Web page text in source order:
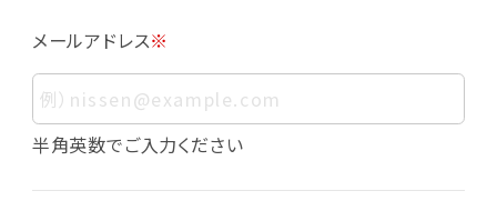
す。また、その情報のみでは識別できない場合で
も、他の情報と容易に照合することで、結果的に
お客様個人を識別できるものも個人情報に含ま
れます。
個人情報の利用目的について
メールアドレス※
半角英数でご入力ください